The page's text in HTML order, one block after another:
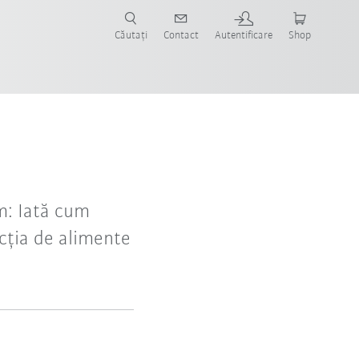
Căutați Contact Autentificare Shop
Iată cum
de alimente